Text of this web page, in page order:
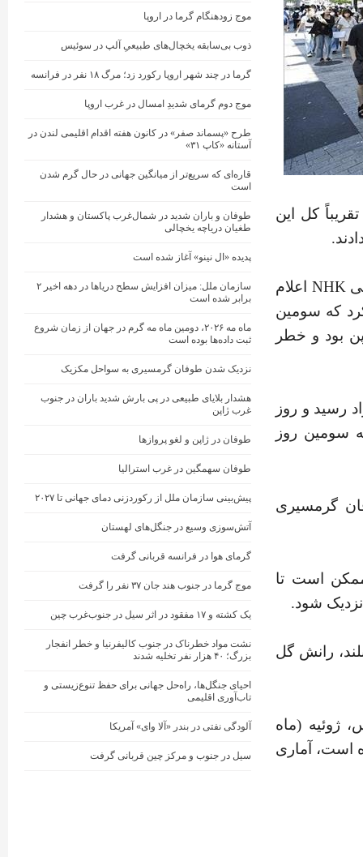
کل این
شبکه تلویزیونی NHK اعلام
را ثبت کرد که سومین
در ژاپن بود و خطر
۴۱.۲ درجه سانتیگراد رسید و روز
کرد که سومین روز
گرمسیری
است تا
نزدیک شود.
رانش گل
ژوئیه (ماه
از سال ۱۸۹۸ تاکنون بوده است، آماری
موج زودهنگام گرما در اروپا
ذوب بی‌سابقه یخچال‌های طبیعیِ آلپ در سوئیس
گرما در چند شهر اروپا رکورد زد؛ مرگ ۱۸ نفر در فرانسه
موج دوم گرمای شدیدِ امسال در غرب اروپا
طرح «پسماند صفر» در کانون هفته اقدام اقلیمی لندن در
آستانه «کاپ ۳۱»
قاره‌ای که سریع‌تر از میانگین جهانی در حال گرم شدن
است
طوفان و باران شدید در شمال‌غرب پاکستان و هشدار
طغیان دریاچه یخچالی
پدیده «ال نینو» آغاز شده است
سازمان ملل: میزان افزایش سطح دریاها در دهه اخیر ۲
برابر شده است
ماه مه ۲۰۲۶، دومین ماه مه گرم در جهان از زمان شروع
ثبت داده‌ها بوده است
نزدیک شدن طوفان گرمسیری به سواحل مکزیک
هشدار بلایای طبیعی در پی بارش شدید باران در جنوب
غرب ژاپن
طوفان در ژاپن و لغو پروازها
طوفان سهمگین در غرب استرالیا
پیش‌بینی سازمان ملل از رکوردزنی دمای جهانی تا ۲۰۲۷
آتش‌سوزی وسیع در جنگل‌های لهستان
گرمای هوا در فرانسه قربانی گرفت
موج گرما در جنوب هند جان ۳۷ نفر را گرفت
یک کشته و ۱۷ مفقود در اثر سیل در جنوب‌غرب چین
نشت مواد خطرناک در جنوب کالیفرنیا و خطر انفجار
بزرگ؛ ۴۰ هزار نفر تخلیه شدند
احیای جنگل‌ها، راه‌حل جهانی برای حفظ تنوع‌زیستی و
تاب‌آوری اقلیمی
آلودگی نفتی در بندر «آلا وای» آمریکا
سیل در جنوب و مرکز چین قربانی گرفت